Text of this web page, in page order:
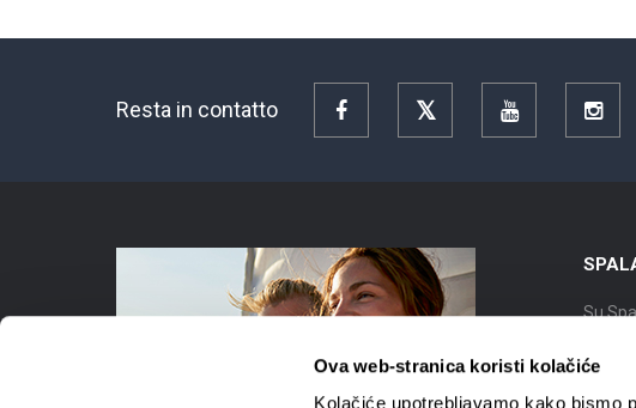
Ova web-stranica koristi kolačiće
Kolačiće upotrebljavamo kako bismo
Resta in contatto Facebook YouTube
Su
Storia